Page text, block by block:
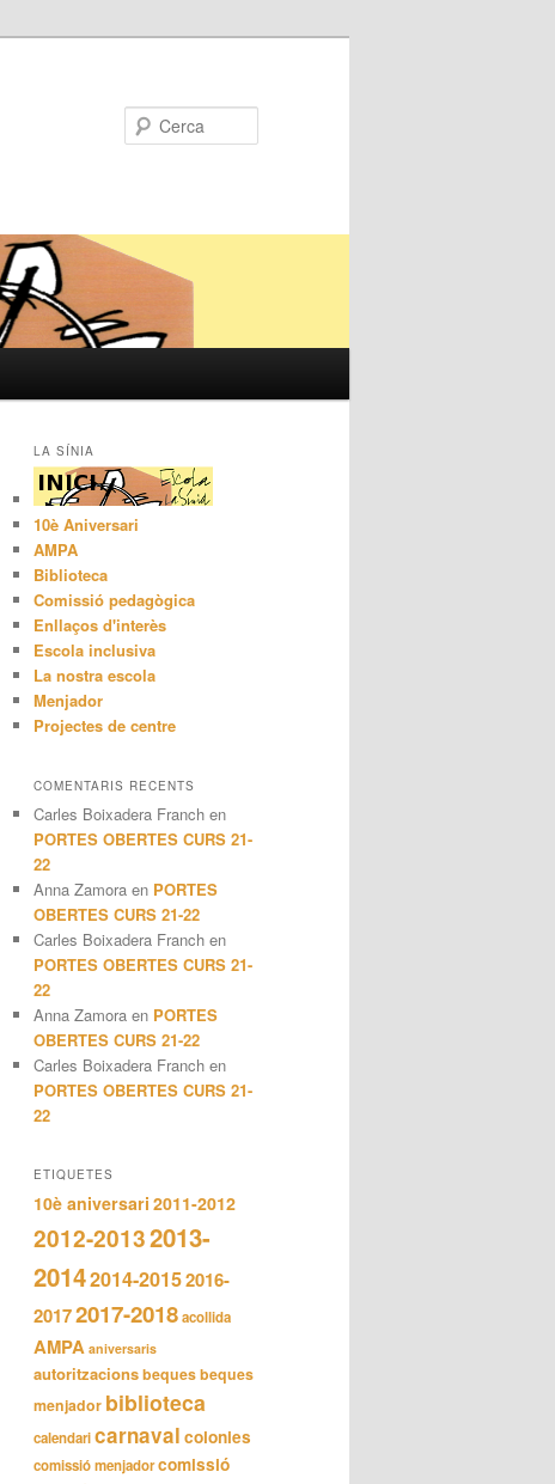
LA SÍNIA
10è Aniversari
AMPA
Biblioteca
Comissió pedagògica
Enllaços d'interès
Escola inclusiva
La nostra escola
Menjador
Projectes de centre
COMENTARIS RECENTS
Carles Boixadera Franch en
PORTES OBERTES CURS 21-
22
Anna Zamora en PORTES
OBERTES CURS 21-22
Carles Boixadera Franch en
PORTES OBERTES CURS 21-
22
Anna Zamora en PORTES
OBERTES CURS 21-22
Carles Boixadera Franch en
PORTES OBERTES CURS 21-
22
ETIQUETES
10è aniversari 2011-2012
2012-20132013-
20142014-20152016-
20172017-2018acollida
AMPA aniversaris
autoritzacionsbequesbeques
menjador biblioteca
calendaricarnaval colonies
comissió menjadorcomissió